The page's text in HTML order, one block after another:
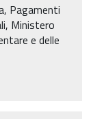
Pagamenti
Ministero
e delle